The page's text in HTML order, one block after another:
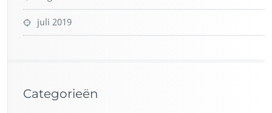
juli 2019
Categorieën